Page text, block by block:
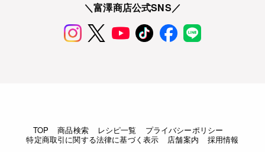
＼富澤商店公式SNS／
TOP 商品検索 レシピ一覧
プライバシーポリシー
特定商取引に関する法律に基づく表示
店舗案内 採用情報